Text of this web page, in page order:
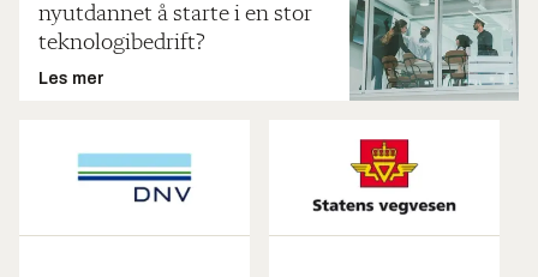
nyutdannet å starte i en stor
teknologibedrift?
Les mer